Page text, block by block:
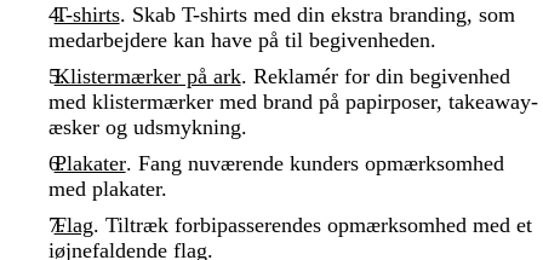
T-shirts. Skab T-shirts med din ekstra branding, som
medarbejdere kan have på til begivenheden.
Klistermærker på ark. Reklamér for din begivenhed
med klistermærker med brand på papirposer, takeaway-
æsker og udsmykning.
Plakater. Fang nuværende kunders opmærksomhed
med plakater.
Flag. Tiltræk forbipasserendes opmærksomhed med et
iøjnefaldende flag.